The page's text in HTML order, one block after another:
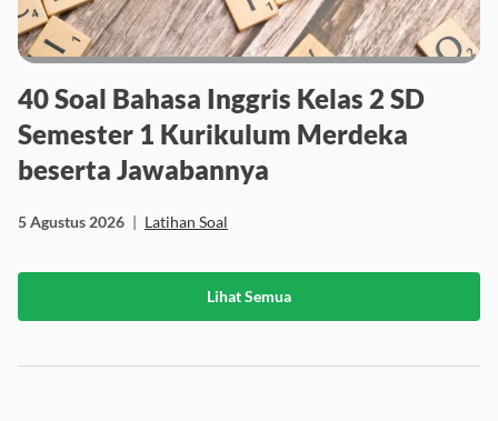
40 Soal Bahasa Inggris Kelas 2 SD
Semester 1 Kurikulum Merdeka
beserta Jawabannya
5 Agustus 2026 | Latihan Soal
Lihat Semua